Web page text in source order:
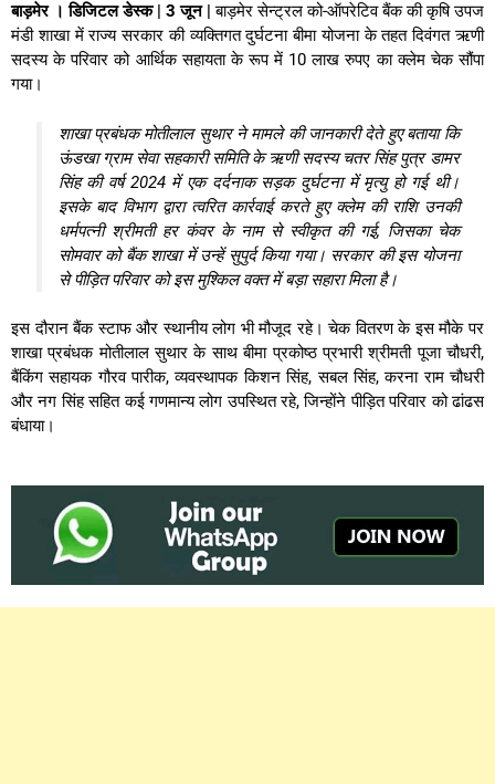
बाड़मेर । डिजिटल डेस्क | 3 जून | बाड़मेर सेन्ट्रल को-ऑपरेटिव बैंक की कृषि उपज
मंडी शाखा में राज्य सरकार की व्यक्तिगत दुर्घटना बीमा योजना के तहत दिवंगत ऋणी
सदस्य के परिवार को आर्थिक सहायता के रूप में 10 लाख रुपए का क्लेम चेक सौंपा
गया।
शाखा प्रबंधक मोतीलाल सुथार ने मामले की जानकारी देते हुए बताया कि
ऊंडखा ग्राम सेवा सहकारी समिति के ऋणी सदस्य चतर सिंह पुत्र डामर
सिंह की वर्ष 2024 में एक दर्दनाक सड़क दुर्घटना में मृत्यु हो गई थी।
इसके बाद विभाग द्वारा त्वरित कार्रवाई करते हुए क्लेम की राशि उनकी
धर्मपत्नी श्रीमती हर कंवर के नाम से स्वीकृत की गई, जिसका चेक
सोमवार को बैंक शाखा में उन्हें सुपुर्द किया गया। सरकार की इस योजना
से पीड़ित परिवार को इस मुश्किल वक्त में बड़ा सहारा मिला है।
इस दौरान बैंक स्टाफ और स्थानीय लोग भी मौजूद रहे। चेक वितरण के इस मौके पर
शाखा प्रबंधक मोतीलाल सुथार के साथ बीमा प्रकोष्ठ प्रभारी श्रीमती पूजा चौधरी,
बैंकिंग सहायक गौरव पारीक, व्यवस्थापक किशन सिंह, सबल सिंह, करना राम चौधरी
और नग सिंह सहित कई गणमान्य लोग उपस्थित रहे, जिन्होंने पीड़ित परिवार को ढांढस
बंधाया।